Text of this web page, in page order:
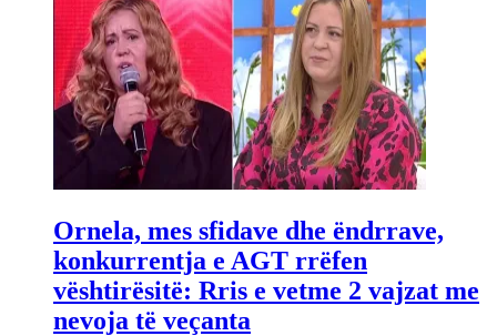
Ornela, mes sfidave dhe ëndrrave,
konkurrentja e AGT rrëfen
vështirësitë: Rris e vetme 2 vajzat me
nevoja të veçanta